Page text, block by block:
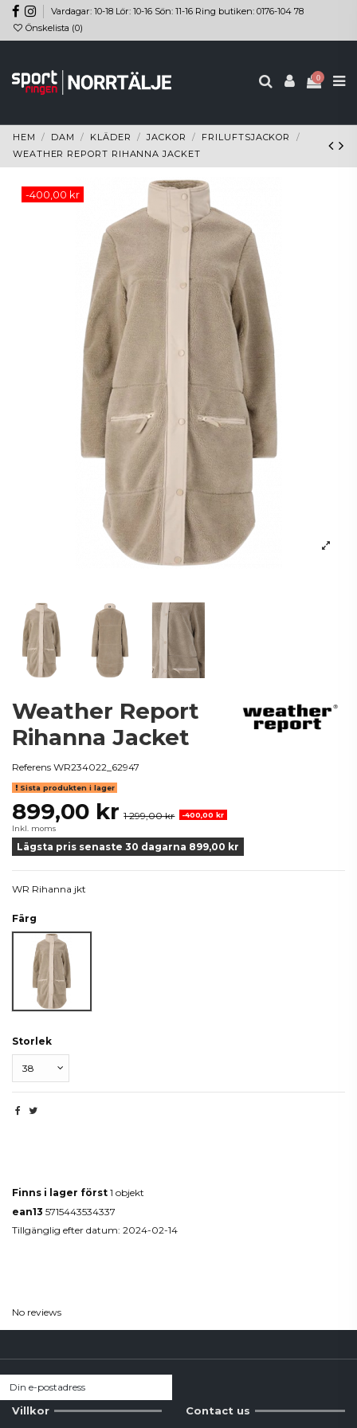
Vardagar: 10-18 Lör: 10-16 Sön: 11-16 Ring butiken: 0176-104 78
Önskelista (0)
0
HEM DAM KLÄDER JACKOR
FRILUFTSJACKOR
WEATHER REPORT RIHANNA JACKET
-400,00 kr
Weather Report
Rihanna Jacket
Referens WR234022_62947
Sista produkten i lager
899,00 kr 1 299,00 kr
-400,00 kr
Inkl. moms
Lägsta pris senaste 30 dagarna 899,00 kr
WR Rihanna jkt
Färg
Beige
Storlek
Finns i lager först 1 objekt
ean13 5715443534337
Tillgänglig efter datum: 2024-02-14
No reviews
Villkor Contact us